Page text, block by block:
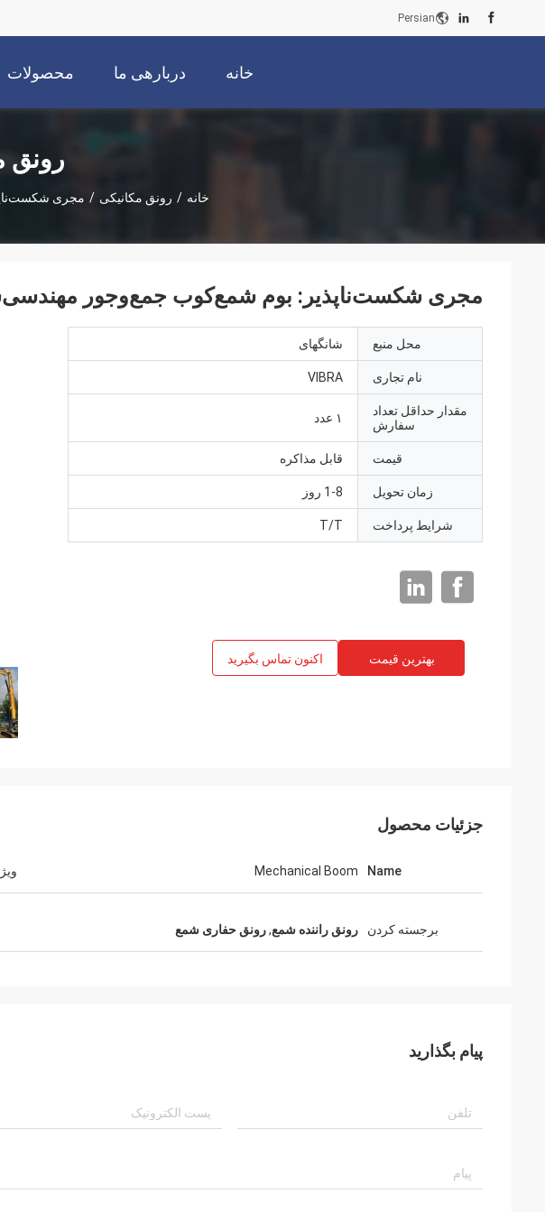
Persian
خانه دربارهی ما محصولات
رونق
خانه / رونق مکانیکی / مجری
مجری شکست‌ناپذیر: بوم شمع‌کوب جمع‌وجور
محل منبع شانگهای
نام تجاری VIBRA
مقدار حداقل تعداد
سفارش
۱ عدد
قیمت قابل مذاکره
زمان تحویل 1-8 روز
شرایط پرداخت T/T
بهترین قیمت اکنون تماس بگیرید
جزئیات محصول
Name
Mechanical Boom
برجسته کردن رونق راننده شمع,رونق حفاری شمع
پیام بگذارید